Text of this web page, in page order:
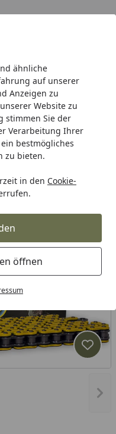
ähnliche
auf unserer
Anzeigen zu
Website zu
stimmen Sie der
Verarbeitung Ihrer
bestmögliches
zu bieten.
in den Cookie-
öffnen
Hotline
& Pool-
bis 468,99€)
520GXW 118 Glieder
Glieder